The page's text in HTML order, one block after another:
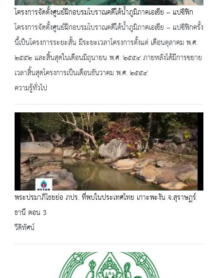
โครงการจัดตั้งศูนย์ฝึกอบรมโบราณคดีใต้น้ำภูมิภาคเอเชีย – แปซิฟิก
โครงการจัดตั้งศูนย์ฝึกอบรมโบราณคดีใต้น้ำภูมิภาคเอเชีย – แปซิฟิกครั้ง
นี้เป็นโครงการระยะสั้น มีระยะเวลาโครงการตั้งแต่ เดือนตุลาคม พ.ศ.
๒๕๕๒ และสิ้นสุดในเดือนมิถุนายน พ.ศ. ๒๕๕๔ ภายหลังได้มีการขยาย
เวลาสิ้นสุดโครงการเป็นเดือนธันวาคม พ.ศ. ๒๕๕๔
ความรู้ทั่วไป
พระปรมาภิไธยย่อ ภปร. ที่พบในประเทศไทย เกาะพะงัน จ.สุราษฏร์
ธานี ตอน 3
วีดิทัศน์